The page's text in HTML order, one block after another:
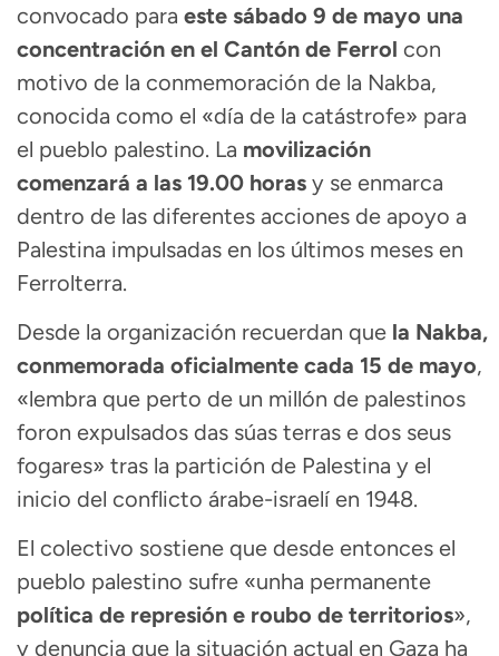
convocado para este sábado 9 de mayo una
concentración en el Cantón de Ferrol con
motivo de la conmemoración de la Nakba,
conocida como el «día de la catástrofe» para
el pueblo palestino. La movilización
comenzará a las 19.00 horas y se enmarca
dentro de las diferentes acciones de apoyo a
Palestina impulsadas en los últimos meses en
Ferrolterra.
Desde la organización recuerdan que la Nakba,
conmemorada oficialmente cada 15 de mayo,
«lembra que perto de un millón de palestinos
foron expulsados das súas terras e dos seus
fogares» tras la partición de Palestina y el
inicio del conflicto árabe-israelí en 1948.
El colectivo sostiene que desde entonces el
pueblo palestino sufre «unha permanente
política de represión e roubo de territorios»,
y denuncia que la situación actual en Gaza ha